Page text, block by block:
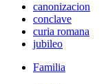
canonizacion
conclave
curia romana
jubileo
Familia